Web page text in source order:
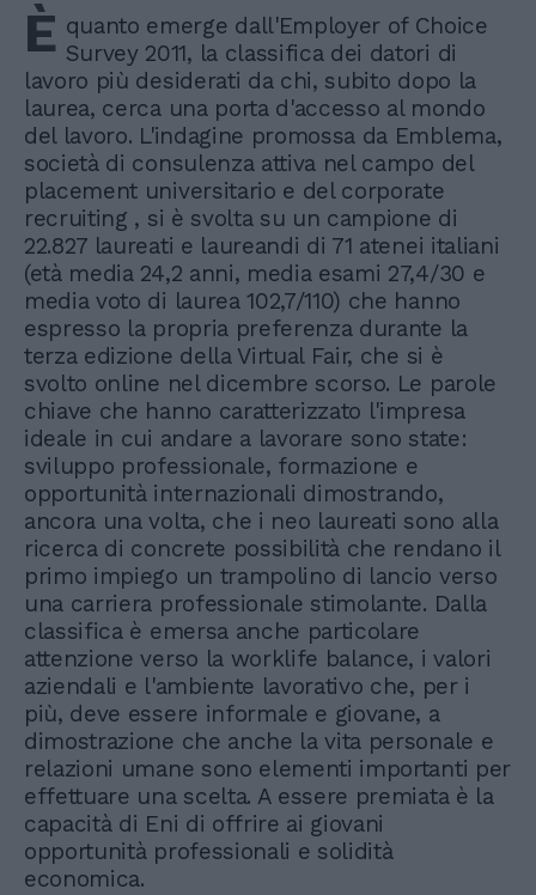
È quanto emerge dall'Employer of Choice
Survey 2011, la classifica dei datori di
lavoro più desiderati da chi, subito dopo la
laurea, cerca una porta d'accesso al mondo
del lavoro. L'indagine promossa da Emblema,
società di consulenza attiva nel campo del
placement universitario e del corporate
recruiting , si è svolta su un campione di
22.827 laureati e laureandi di 71 atenei italiani
(età media 24,2 anni, media esami 27,4/30 e
media voto di laurea 102,7/110) che hanno
espresso la propria preferenza durante la
terza edizione della Virtual Fair, che si è
svolto online nel dicembre scorso. Le parole
chiave che hanno caratterizzato l'impresa
ideale in cui andare a lavorare sono state:
sviluppo professionale, formazione e
opportunità internazionali dimostrando,
ancora una volta, che i neo laureati sono alla
ricerca di concrete possibilità che rendano il
primo impiego un trampolino di lancio verso
una carriera professionale stimolante. Dalla
classifica è emersa anche particolare
attenzione verso la worklife balance, i valori
aziendali e l'ambiente lavorativo che, per i
più, deve essere informale e giovane, a
dimostrazione che anche la vita personale e
relazioni umane sono elementi importanti per
effettuare una scelta. A essere premiata è la
capacità di Eni di offrire ai giovani
opportunità professionali e solidità
economica.